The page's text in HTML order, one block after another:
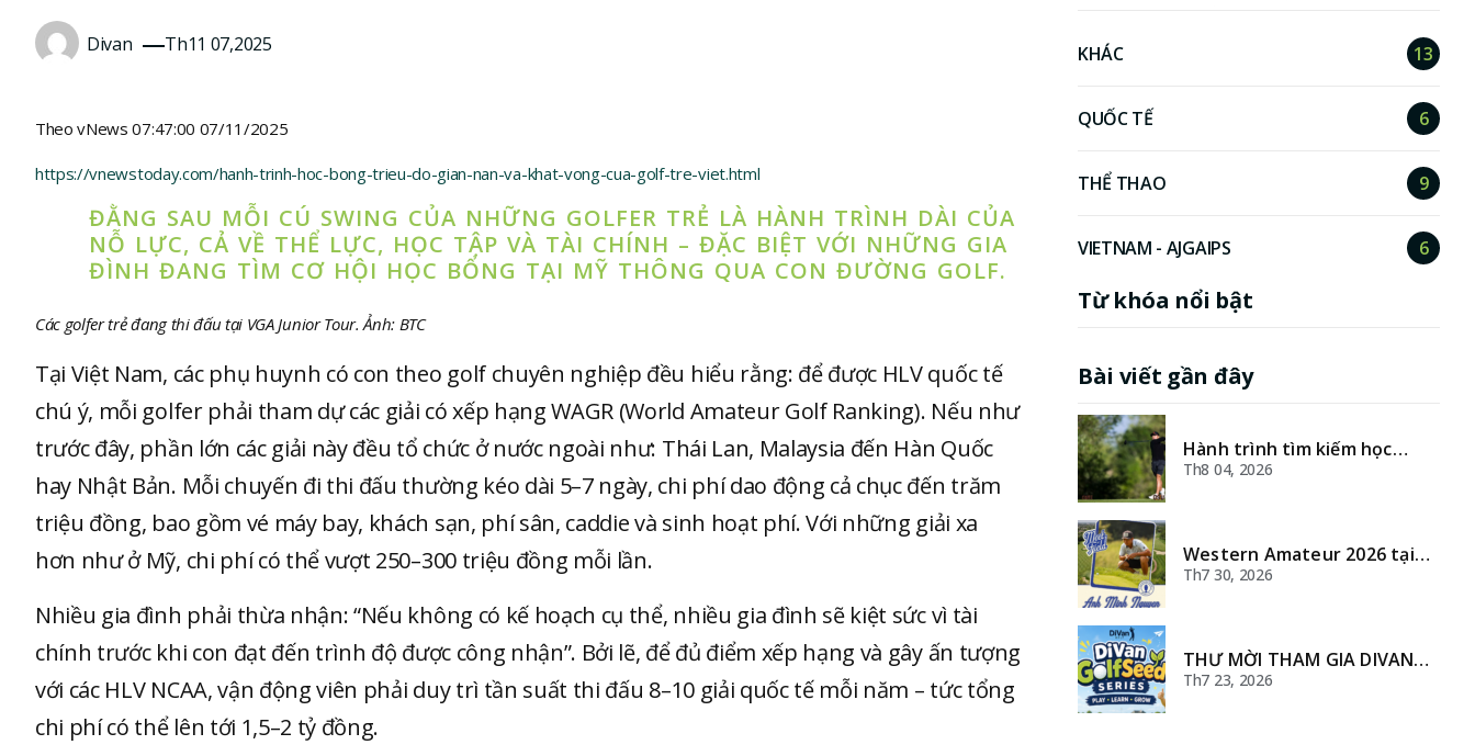
Divan Th11 07,2025
Theo vNews 07:47:00 07/11/2025
https://vnewstoday.com/hanh-trinh-hoc-bong-trieu-do-gian-nan-va-khat-vong-cua-golf-tre-viet.html
ĐẰNG SAU MỖI CÚ SWING CỦA NHỮNG GOLFER TRẺ LÀ HÀNH TRÌNH DÀI CỦA
NỖ LỰC, CẢ VỀ THỂ LỰC, HỌC TẬP VÀ TÀI CHÍNH – ĐẶC BIỆT VỚI NHỮNG GIA
ĐÌNH ĐANG TÌM CƠ HỘI HỌC BỔNG TẠI MỸ THÔNG QUA CON ĐƯỜNG GOLF.
Các golfer trẻ đang thi đấu tại VGA Junior Tour. Ảnh: BTC
Tại Việt Nam, các phụ huynh có con theo golf chuyên nghiệp đều hiểu rằng: để được HLV quốc tế
chú ý, mỗi golfer phải tham dự các giải có xếp hạng WAGR (World Amateur Golf Ranking). Nếu như
trước đây, phần lớn các giải này đều tổ chức ở nước ngoài như: Thái Lan, Malaysia đến Hàn Quốc
hay Nhật Bản. Mỗi chuyến đi thi đấu thường kéo dài 5–7 ngày, chi phí dao động cả chục đến trăm
triệu đồng, bao gồm vé máy bay, khách sạn, phí sân, caddie và sinh hoạt phí. Với những giải xa
hơn như ở Mỹ, chi phí có thể vượt 250–300 triệu đồng mỗi lần.
Nhiều gia đình phải thừa nhận: “Nếu không có kế hoạch cụ thể, nhiều gia đình sẽ kiệt sức vì tài
chính trước khi con đạt đến trình độ được công nhận”. Bởi lẽ, để đủ điểm xếp hạng và gây ấn tượng
với các HLV NCAA, vận động viên phải duy trì tần suất thi đấu 8–10 giải quốc tế mỗi năm – tức tổng
chi phí có thể lên tới 1,5–2 tỷ đồng.
KHÁC 13
QUỐC TẾ 6
THỂ THAO 9
VIETNAM - AJGAIPS 6
Từ khóa nổi bật
Bài viết gần đây
Hành trình tìm kiếm học
bổng golf tại các trường đại
Th8 04, 2026
Western Amateur 2026 tại
Beverly Country Club – Nơi
Th7 30, 2026
THƯ MỜI THAM GIA DIVAN
GOLFSEED SERIES
Th7 23, 2026